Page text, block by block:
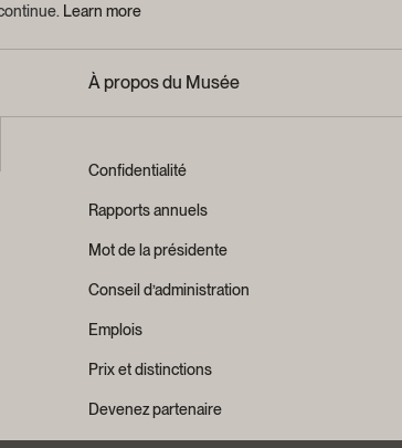
Learn more
À propos du Musée
Confidentialité
Rapports annuels
Mot de la présidente
Conseil d’administration
Emplois
Prix et distinctions
Devenez partenaire